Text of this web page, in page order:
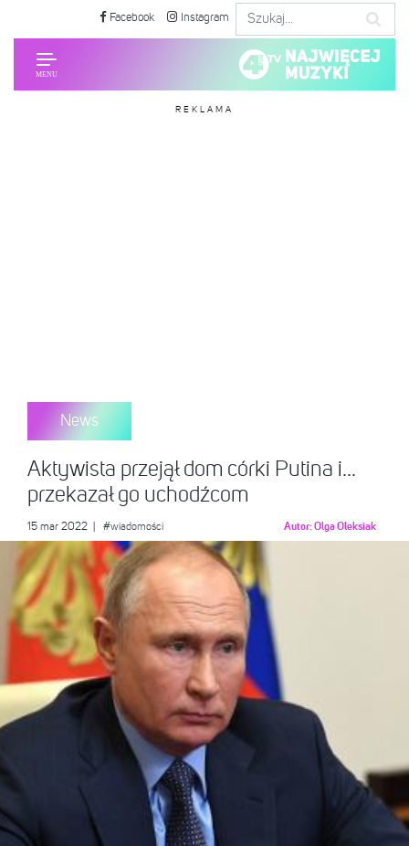
Facebook Instagram
REKLAMA
News
Aktywista przejął dom córki Putina i…
przekazał go uchodźcom
15 mar 2022 #wiadomości Autor:Olga Oleksiak